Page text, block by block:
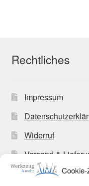
Rechtliches
Impressum
Widerruf
Versand &
Zahlungsweisen